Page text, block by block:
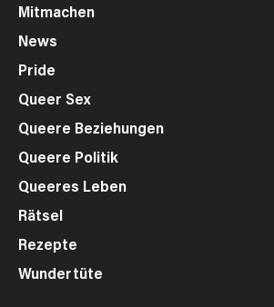
Mitmachen
News
Pride
Queer Sex
Queere Beziehungen
Queere Politik
Queeres Leben
Rätsel
Rezepte
Wundertüte